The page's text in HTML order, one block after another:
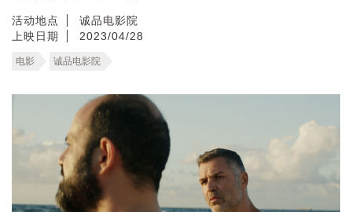
活动地点
诚品电影院
上映日期
2023/04/28
电影 诚品电影院